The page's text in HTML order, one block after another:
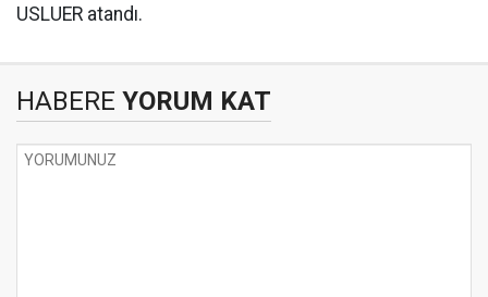
USLUER atandı.
HABERE YORUM KAT